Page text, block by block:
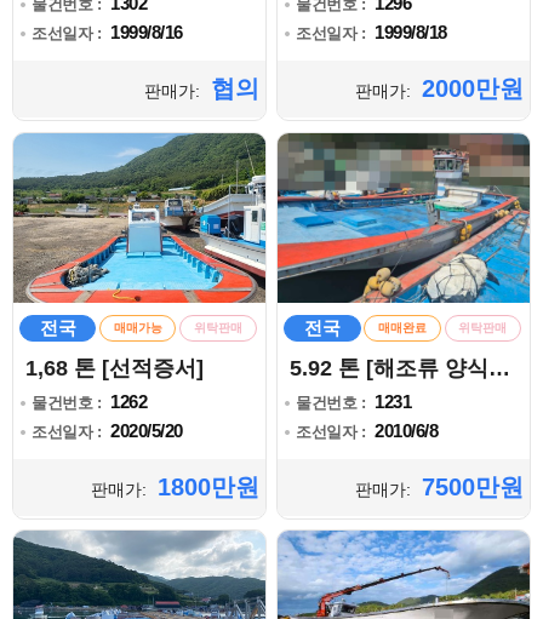
물건번호 :
조선일자 : 1999/8/16
판매가: 협의
물건번호 :
조선일자 : 1999/8/18
판매가: 2000만원
전국 매매가능 위탁판매
1,68 톤 [선적증서]
물건번호 : 1262
조선일자 : 2020/5/20
판매가: 1800만원
전국 매매완료 위탁판매
5.92 톤 [해조류 양식어업]
물건번호 : 1231
조선일자 : 2010/6/8
판매가: 7500만원